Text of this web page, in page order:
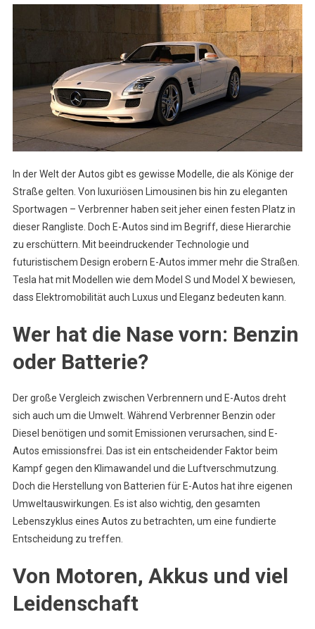
In der Welt der Autos gibt es gewisse Modelle, die als Könige der
Straße gelten. Von luxuriösen Limousinen bis hin zu eleganten
Sportwagen – Verbrenner haben seit jeher einen festen Platz in
dieser Rangliste. Doch E-Autos sind im Begriff, diese Hierarchie
zu erschüttern. Mit beeindruckender Technologie und
futuristischem Design erobern E-Autos immer mehr die Straßen.
Tesla hat mit Modellen wie dem Model S und Model X bewiesen,
dass Elektromobilität auch Luxus und Eleganz bedeuten kann.
Wer hat die Nase vorn: Benzin
oder Batterie?
Der große Vergleich zwischen Verbrennern und E-Autos dreht
sich auch um die Umwelt. Während Verbrenner Benzin oder
Diesel benötigen und somit Emissionen verursachen, sind E-
Autos emissionsfrei. Das ist ein entscheidender Faktor beim
Kampf gegen den Klimawandel und die Luftverschmutzung.
Doch die Herstellung von Batterien für E-Autos hat ihre eigenen
Umweltauswirkungen. Es ist also wichtig, den gesamten
Lebenszyklus eines Autos zu betrachten, um eine fundierte
Entscheidung zu treffen.
Von Motoren, Akkus und viel
Leidenschaft